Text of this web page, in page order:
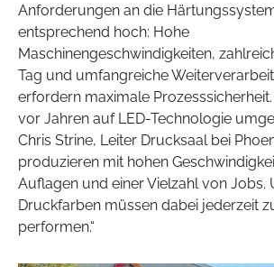
Anforderungen an die
entsprechend hoch: Hohe
Maschinengeschwindigkeiten,
Tag und umfangreiche
erfordern maximale
vor Jahren auf LED-Technologie
Chris Strine, Leiter Drucksaal bei
produzieren mit hohen
Auflagen und einer Vielzahl von Jobs.
Druckfarben müssen dabei jederzeit
performen.“